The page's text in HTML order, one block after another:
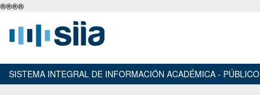
®®®®
SISTEMA INTEGRAL DE INFORMACIÓN ACADÉMICA - PÚBLICO